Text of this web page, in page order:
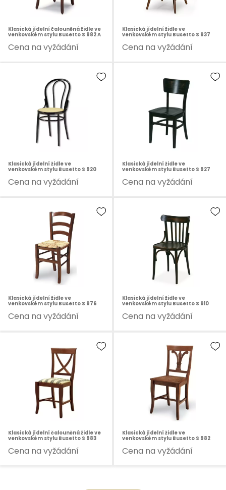
Klasická jídelní čalouněná židle ve
venkovském stylu Busetto S 982 A
Cena na vyžádání
Klasická jídelní židle ve
venkovském stylu Busetto S 937
Cena na vyžádání
Klasická jídelní židle ve
venkovském stylu Busetto S 920
Cena na vyžádání
Klasická jídelní židle ve
venkovském stylu Busetto S 927
Cena na vyžádání
Klasická jídelní židle ve
venkovském stylu Busetto S 976
Cena na vyžádání
Klasická jídelní židle ve
venkovském stylu Busetto S 910
Cena na vyžádání
Klasická jídelní čalouněná židle ve
venkovském stylu Busetto S 983
Cena na vyžádání
Klasická jídelní židle ve
venkovském stylu Busetto S 982
Cena na vyžádání